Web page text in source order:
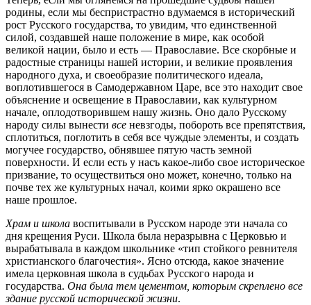
родины, если мы беспристрастно вдумаемся в исторический
рост Русского государства, то увидим, что единственной
силой, создавшей наше положение в мире, как особой
великой нации, было и есть — Православие. Все скорбные и
радостные страницы нашей истории, и великие проявления
народного духа, и своеобразие политического идеала,
воплотившегося в Самодержавном Царе, все это находит свое
объяснение и освещение в Православии, как культурном
начале, оплодотворившем нашу жизнь. Оно дало Русскому
народу силы вынести все невзгоды, побороть все препятствия,
сплотиться, поглотить в себя все чуждые элементы, и создать
могучее государство, обнявшее пятую часть земной
поверхности. И если есть у насъ какое-либо свое историческое
призвание, то осуществиться оно может, конечно, только на
почве тех же культурных начал, коими ярко окрашено все
наше прошлое.
Храм и школа воспитывали в Русском народе эти начала со
дня крещения Руси. Школа была неразрывна с Церковью и
вырабатывала в каждом школьнике «тип стойкого ревнителя
христианского благочестия». Ясно отсюда, какое значение
имела церковная школа в судьбах Русского народа и
государства. Она была тем цементом, которым скреплено все
здание русской исторической жизни.